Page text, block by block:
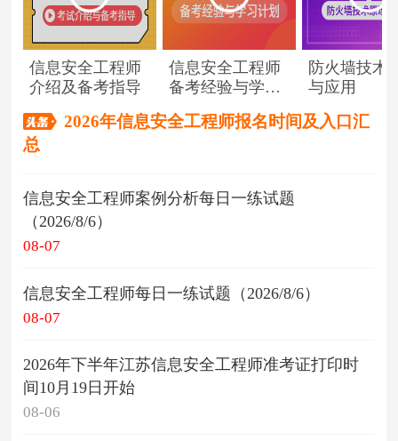
信息安全工程师
介绍及备考指导
信息安全工程师
备考经验与学习
防火墙技术
与应用
2026年信息安全工程师报名时间及入口汇
总
信息安全工程师案例分析每日一练试题
（2026/8/6）
08-07
信息安全工程师每日一练试题（2026/8/6）
08-07
2026年下半年江苏信息安全工程师准考证打印时
间10月19日开始
08-06